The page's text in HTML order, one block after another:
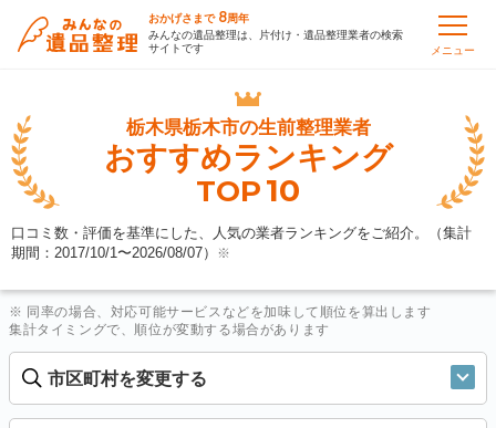
おかげさまで 8周年
みんなの遺品整理は、片付け・遺品整理業者の検索
サイトです
メニュー
栃木県栃木市の生前整理業者
おすすめランキング
TOP10
口コミ数・評価を基準にした、人気の業者ランキングをご紹介。（集計
期間：2017/10/1〜2026/08/07） ※
※ 同率の場合、対応可能サービスなどを加味して順位を算出します
集計タイミングで、順位が変動する場合があります
市区町村を変更する